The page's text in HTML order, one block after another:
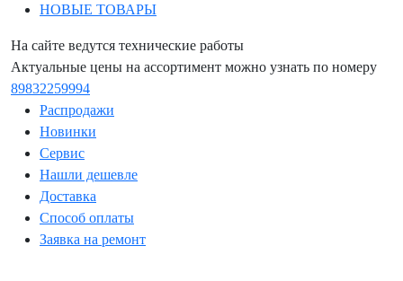
НОВЫЕ ТОВАРЫ
На сайте ведутся технические работы
Актуальные цены на ассортимент можно узнать по номеру
89832259994
Распродажи
Новинки
Сервис
Нашли дешевле
Доставка
Способ оплаты
Заявка на ремонт